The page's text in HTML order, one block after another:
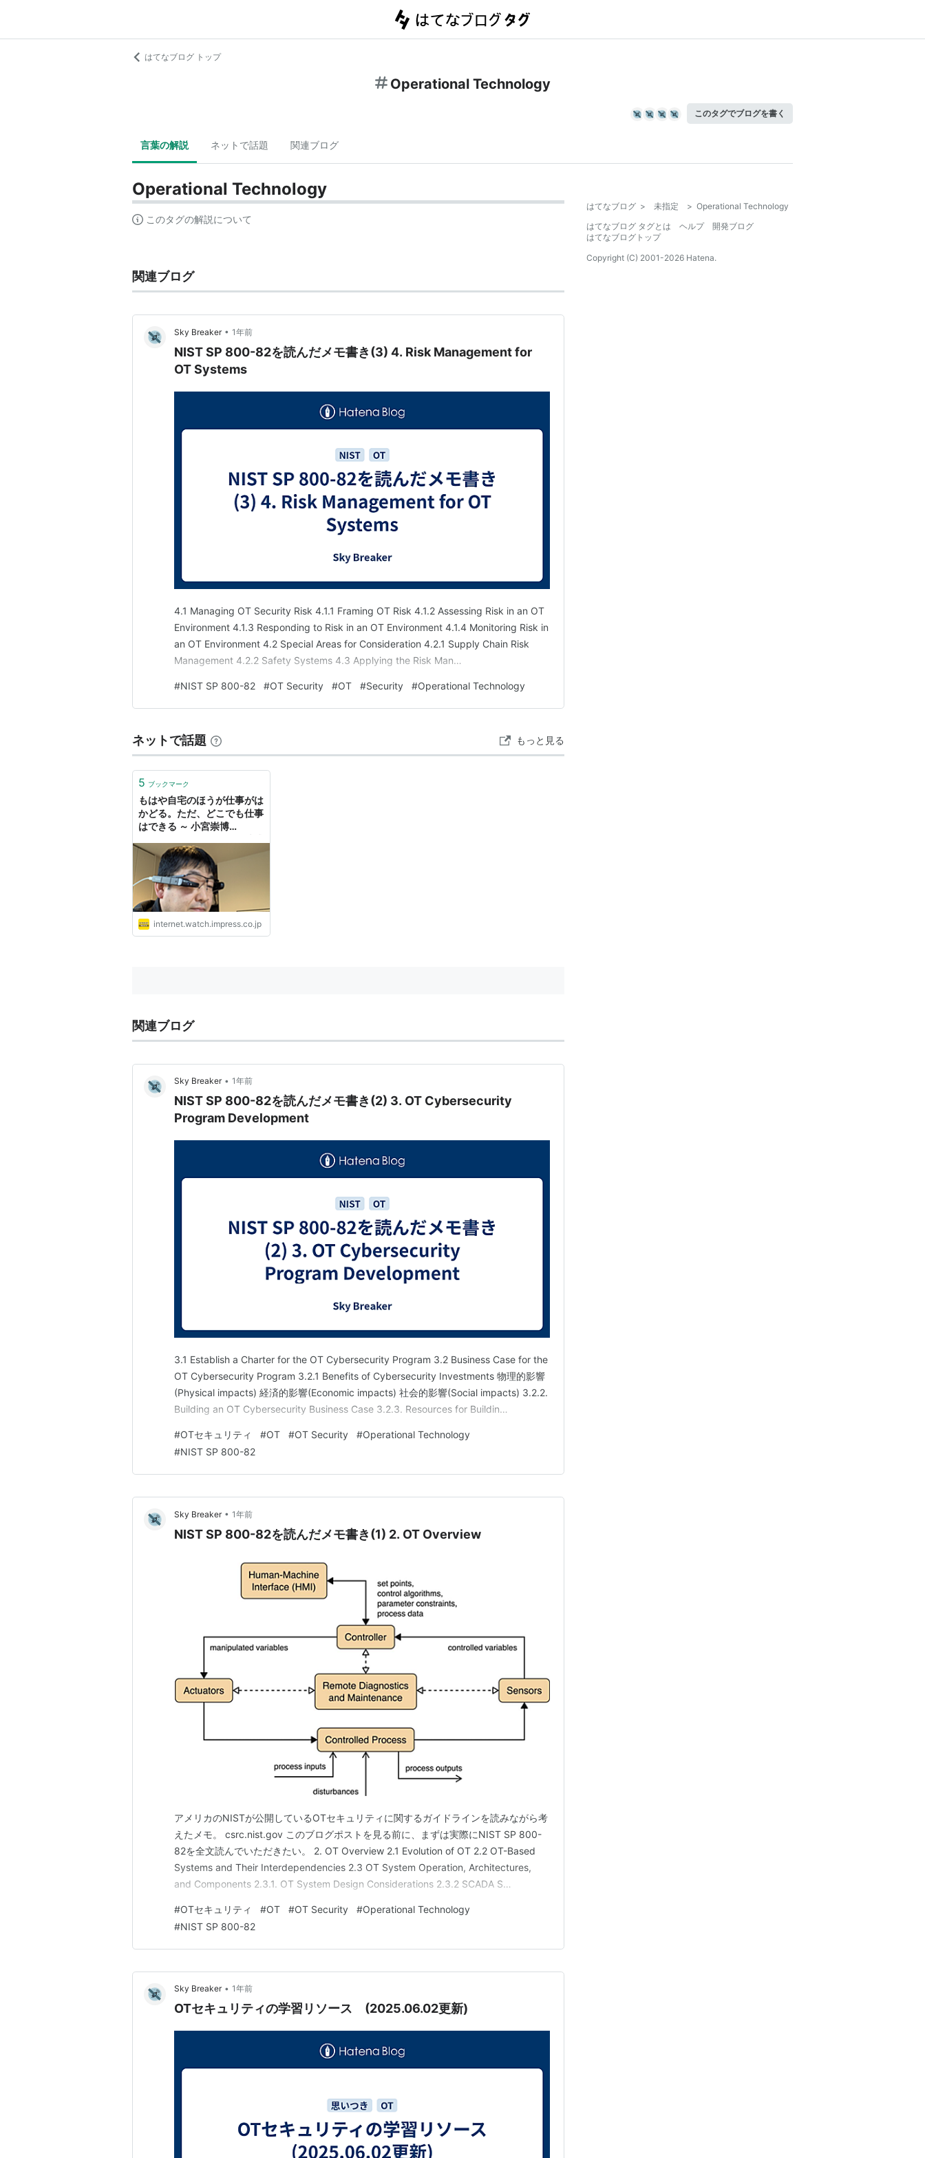
はてなブログ トップ
Operational Technology
このタグでブログを書く
言葉の解説 ネットで話題 関連ブログ
Operational Technology
このタグの解説について
関連ブログ
Sky Breaker • 1年前
NIST SP 800-82を読んだメモ書き(3) 4. Risk Management for
OT Systems
4.1 Managing OT Security Risk 4.1.1 Framing OT Risk 4.1.2 Assessing Risk in an OT
Environment 4.1.3 Responding to Risk in an OT Environment 4.1.4 Monitoring Risk in
an OT Environment 4.2 Special Areas for Consideration 4.2.1 Supply Chain Risk
Management 4.2.2 Safety Systems 4.3 Applying the Risk Man…
#NIST SP 800-82 #OT Security #OT #Security #Operational Technology
ネットで話題 もっと見る
5 ブックマーク
もはや自宅のほうが仕事がは
かどる。ただ、どこでも仕事
はできる ～ 小宮崇博
会社“Connected
Operational
Technology”エヴァンジェ
リスト）の在宅ワークスタイ
ル【みんなの在宅ワーク：第
51回】
internet.watch.impress.co.jp
関連ブログ
Sky Breaker • 1年前
NIST SP 800-82を読んだメモ書き(2) 3. OT Cybersecurity
Program Development
3.1 Establish a Charter for the OT Cybersecurity Program 3.2 Business Case for the
OT Cybersecurity Program 3.2.1 Benefits of Cybersecurity Investments 物理的影響
(Physical impacts) 経済的影響(Economic impacts) 社会的影響(Social impacts) 3.2.2.
Building an OT Cybersecurity Business Case 3.2.3. Resources for Buildin…
#OTセキュリティ #OT #OT Security #Operational Technology
#NIST SP 800-82
Sky Breaker • 1年前
NIST SP 800-82を読んだメモ書き(1) 2. OT Overview
アメリカのNISTが公開しているOTセキュリティに関するガイドラインを読みながら考
えたメモ。 csrc.nist.gov このブログポストを見る前に、まずは実際にNIST SP 800-
82を全文読んでいただきたい。 2. OT Overview 2.1 Evolution of OT 2.2 OT-Based
Systems and Their Interdependencies 2.3 OT System Operation, Architectures,
and Components 2.3.1. OT System Design Considerations 2.3.2 SCADA S…
#OTセキュリティ #OT #OT Security #Operational Technology
#NIST SP 800-82
Sky Breaker • 1年前
OTセキュリティの学習リソース (2025.06.02更新)
はてなブログ > 未指定 > Operational Technology
はてなブログ タグとは
ヘルプ
開発ブログ
はてなブログトップ
Copyright (C) 2001-2026 Hatena.